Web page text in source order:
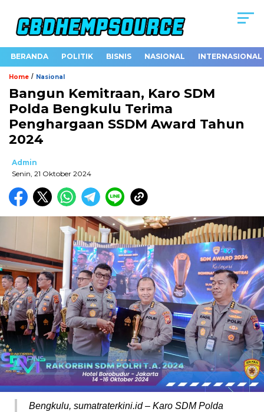
BERANDA POLITIK BISNIS NASIONAL INTERNASIONAL
Home / Nasional
Bangun Kemitraan, Karo SDM
Polda Bengkulu Terima
Penghargaan SSDM Award Tahun
2024
Admin
Senin, 21 Oktober 2024
Bengkulu, sumatraterkini.id – Karo SDM Polda